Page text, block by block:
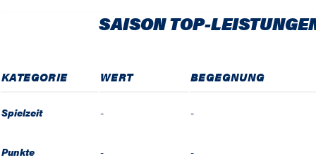
SAISON TOP-
KATEGORIE WERT BEGEGNUNG
Spielzeit - -
Punkte - -